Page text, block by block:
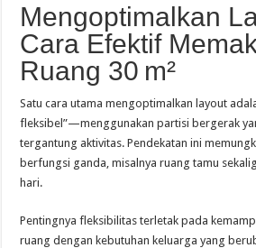
Mengoptimalkan
Cara Efektif
Ruang 30 m²
Satu cara utama mengoptimalkan layout
fleksibel”—menggunakan partisi bergerak
tergantung aktivitas. Pendekatan ini
berfungsi ganda, misalnya ruang tamu
hari.
Pentingnya fleksibilitas terletak pada
ruang dengan kebutuhan keluarga yang